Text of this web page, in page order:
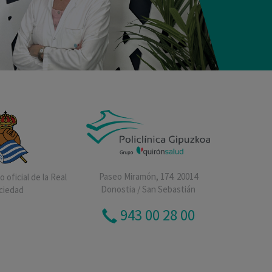
oficial de la Real
Paseo Miramón, 174. 20014
Donostia / San Sebastián
943 00 28 00